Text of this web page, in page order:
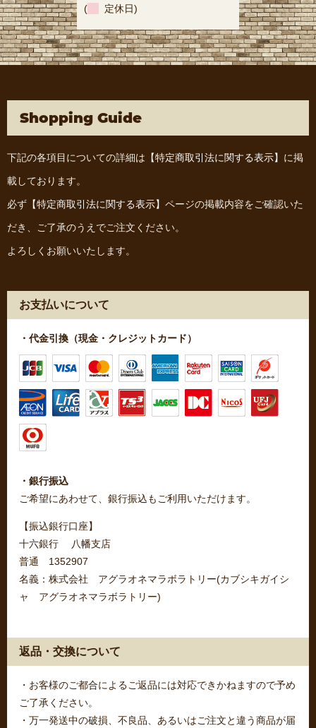
( 定休日)
Shopping Guide
下記の各項目についての詳細は 【特定商取引法に関する表示】 に掲
載しております。
必ず 【特定商取引法に関する表示】 ページの掲載内容をご確認いた
だき、ご了承のうえでご注文ください。
よろしくお願いいたします。
お支払いについて
・代金引換（現金・クレジットカード）
・銀行振込
ご希望にあわせて、銀行振込もご利用いただけます。
【振込銀行口座】
十六銀行 八幡支店
普通 1352907
名義：株式会社 アグラオネマラボラトリー(カブシキガイシ
ャ アグラオネマラボラトリー)
返品・交換について
・お客様のご都合によるご返品には対応できかねますので予め
ご了承ください。
・万一発送中の破損、不良品、あるいはご注文と違う商品が届